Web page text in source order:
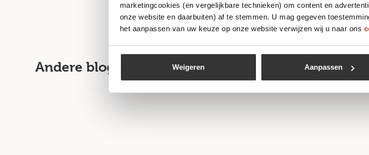
marketingcookies (en vergelijkbare technieken) om content en
onze website en daarbuiten) af te stemmen. U mag gegeven
het aanpassen van uw keuze op onze website verwijzen wij u naar ons
Weigeren Aanpassen
Andere blogartikelen